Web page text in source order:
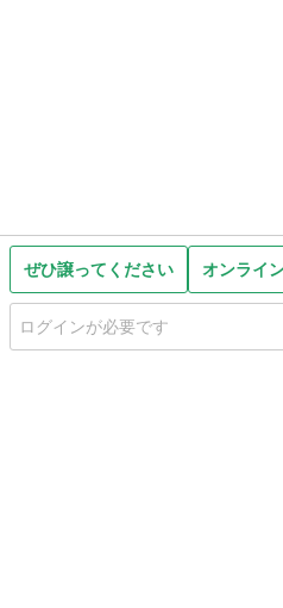
ぜひ譲ってください オンライ